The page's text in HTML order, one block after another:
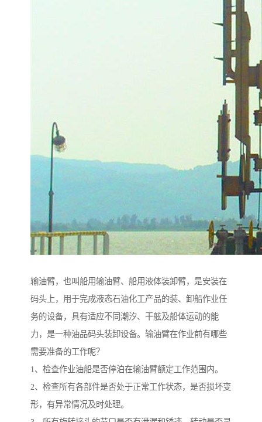
输油臂，也叫船用输油臂、船用液体装卸臂，是安装在
码头上，用于完成液态石油化工产品的装、卸船作业任
务的设备，具有适应不同潮汐、干舷及船体运动的能
力，是一种油品码头装卸设备。输油臂在作业前有哪些
需要准备的工作呢？
1、检查作业油船是否停泊在输油臂额定工作范围内。
2、检查所有各部件是否处于正常工作状态，是否损坏变
形，有异常情况及时处理。